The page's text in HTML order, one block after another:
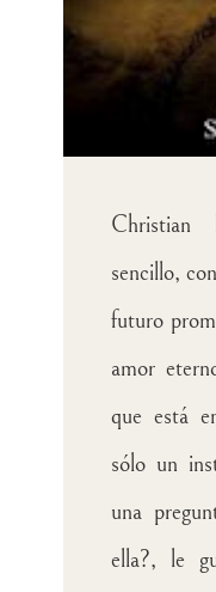
sencillo,
futuro
amor
que está
sólo un
una
ella?, le